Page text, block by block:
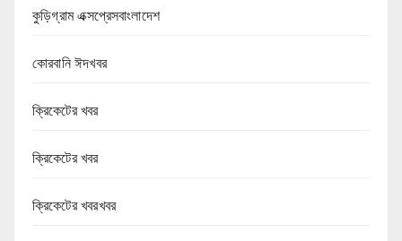
কুড়িগ্রাম এক্সপ্রেসবাংলাদেশ
কোরবানি ঈদখবর
ক্রিকেটের খবর
ক্রিকেটের খবর
ক্রিকেটের খবরখবর